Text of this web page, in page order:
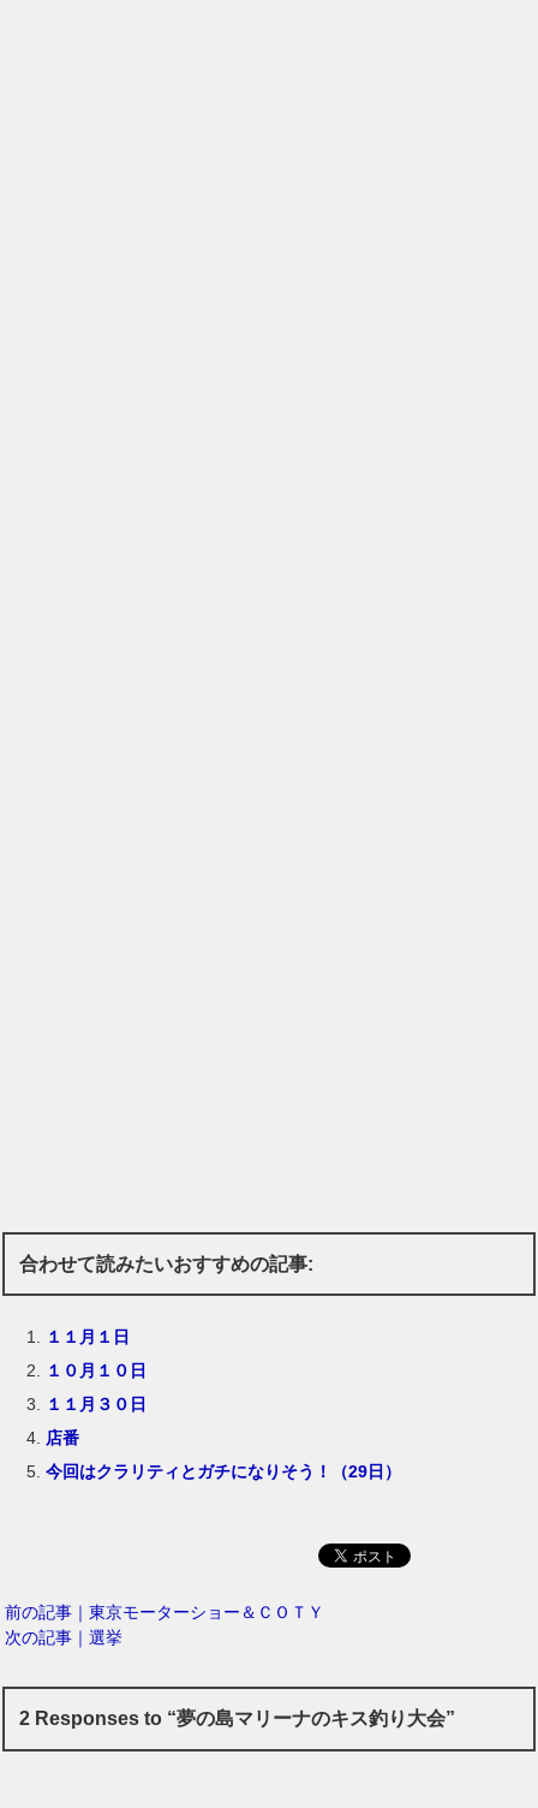
合わせて読みたいおすすめの記事:
１１月１日
１０月１０日
１１月３０日
店番
今回はクラリティとガチになりそう！（29日）
前の記事｜東京モーターショー＆ＣＯＴＹ
次の記事｜選挙
2 Responses to “夢の島マリーナのキス釣り大会”